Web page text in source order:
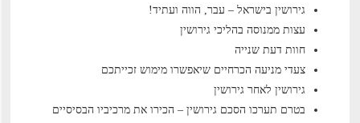
גירושין בישראל – עבר, הווה ועתיד!
עצות ממנוסה בהליכי גירושין
חוות דעת שנייה
צעדי מניעה הכרחיים שיאפשרו מימוש זכייתכם
גירושין לאחר גירושין
בטרם תערכו הסכם גירושין – הכירו את מרכיביו הבסיסיים